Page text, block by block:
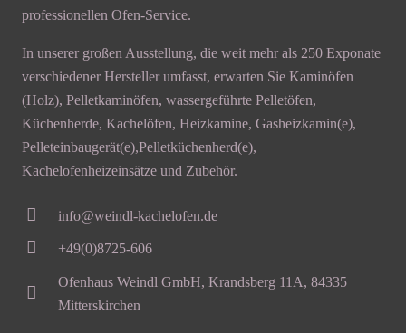
professionellen Ofen-Service.
In unserer großen Ausstellung, die weit mehr als 250 Exponate
verschiedener Hersteller umfasst, erwarten Sie Kaminöfen
(Holz), Pelletkaminöfen, wassergeführte Pelletöfen,
Küchenherde, Kachelöfen, Heizkamine, Gasheizkamin(e),
Pelleteinbaugerät(e),Pelletküchenherd(e),
Kachelofenheizeinsätze und Zubehör.
info@weindl-kachelofen.de
+49(0)8725-606
Ofenhaus Weindl GmbH, Krandsberg 11A, 84335
Mitterskirchen